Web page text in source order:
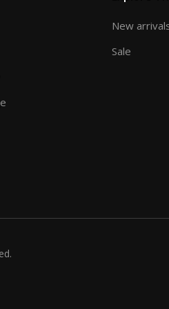
New
Sale